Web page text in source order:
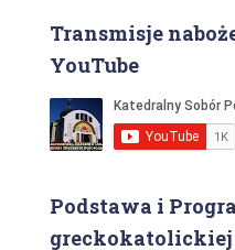
Transmisje
YouTube
Podstawa i
greckokatolickiej